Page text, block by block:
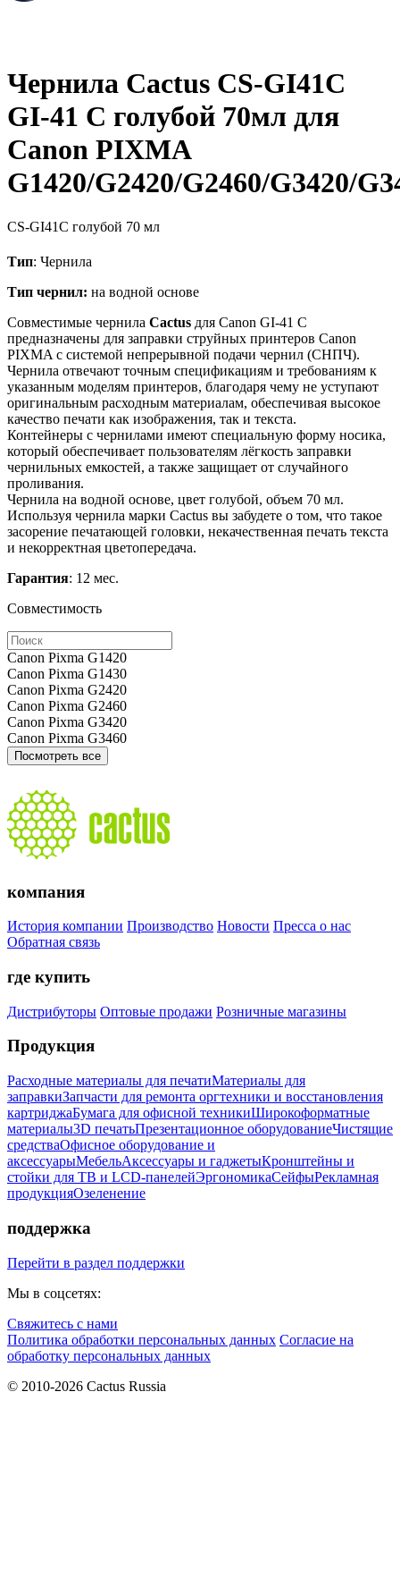
Чернила Cactus CS-GI41C
GI-41 C голубой 70мл для
Canon PIXMA
G1420/G2420/G2460/G3420/
CS-GI41C голубой 70 мл
Тип: Чернила
Тип чернил: на водной основе
Совместимые чернила Cactus для Canon GI-41 C
предназначены для заправки струйных принтеров Canon
PIXMA с системой непрерывной подачи чернил (СНПЧ).
Чернила отвечают точным спецификациям и требованиям к
указанным моделям принтеров, благодаря чему не уступают
оригинальным расходным материалам, обеспечивая высокое
качество печати как изображения, так и текста.
Контейнеры с чернилами имеют специальную форму носика,
который обеспечивает пользователям лёгкость заправки
чернильных емкостей, а также защищает от случайного
проливания.
Чернила на водной основе, цвет голубой, объем 70 мл.
Используя чернила марки Cactus вы забудете о том, что такое
засорение печатающей головки, некачественная печать текста
и некорректная цветопередача.
Гарантия: 12 мес.
Совместимость
Canon Pixma G1420
Canon Pixma G1430
Canon Pixma G2420
Canon Pixma G2460
Canon Pixma G3420
Canon Pixma G3460
Посмотреть все
компания
История компании Производство Новости Пресса о нас
Обратная связь
где купить
Дистрибуторы Оптовые продажи Розничные магазины
Продукция
Расходные материалы для печатиМатериалы для
заправкиЗапчасти для ремонта оргтехники и восстановления
картриджаБумага для офисной техникиШирокоформатные
материалы3D печатьПрезентационное оборудованиеЧистящие
средстваОфисное оборудование и
аксессуарыМебельАксессуары и гаджетыКронштейны и
стойки для ТВ и LCD-панелейЭргономикаСейфыРекламная
продукцияОзеленение
поддержка
Перейти в раздел поддержки
Мы в соцсетях:
Свяжитесь с нами
Политика обработки персональных данных Согласие на
обработку персональных данных
© 2010-2026 Cactus Russia